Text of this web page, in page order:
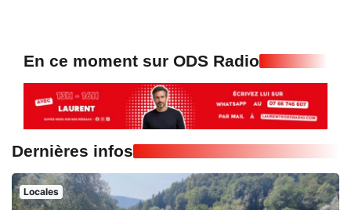
En ce moment sur ODS Radio
Dernières infos
Locales